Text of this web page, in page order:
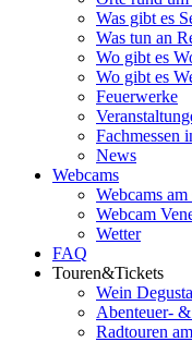
Was gibt es
Was tun an
Wo gibt es
Wo gibt es
Feuerwerke
Fachmessen
News
Webcams
Webcams am
Webcam
Wetter
FAQ
Touren&Tickets
Wein
Abenteuer-
Radtouren